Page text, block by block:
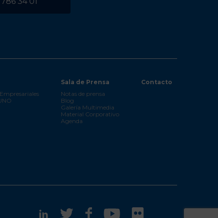
Sala de Prensa
Notas de prensa
Blog
Galería Multimedia
Material Corporativo
Agenda
Contacto